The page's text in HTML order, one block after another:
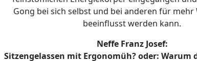
Gong bei sich selbst und bei anderen für
beeinflusst werden kann.
Neffe Franz Josef:
Sitzengelassen mit Ergonomüh? oder: Warum